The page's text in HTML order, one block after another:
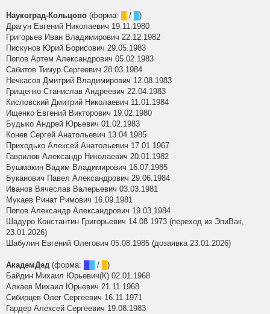
Наукоград-Кольцово (форма: /
)
Драгун Евгений Николаевич 19.11.1980
Григорьев Иван Владимирович 22.12.1982
Пискунов Юрий Борисович 29.05.1983
Попов Артем Александрович 05.02.1983
Сабитов Тимур Сергеевич 28.03.1984
Нечкасов Дмитрий Владимирович 12.08.1983
Грищенко Станислав Андреевич 22.04.1983
Кисловский Дмитрий Николаевич 11.01.1984
Ищенко Евгений Викторович 19.02.1980
Будыко Андрей Юрьевич 01.02.1983
Конев Сергей Анатольевич 13.04.1985
Приходько Алексей Анатольевич 17.01.1967
Гаврилов Александр Николаевич 20.01.1982
Бушмакин Вадим Владимирович 16.07.1985
Буканович Павел Александрович 29.06.1984
Иванов Вячеслав Валерьевич 03.03.1981
Мукаев Ринат Римович 16.09.1981
Попов Александр Александрович 19.03.1984
Шадуро Константин Григорьевич 14.08 1973 (переход из ЭпиВак,
23.01.2026)
Шабулин Евгений Олегович 05.08.1985 (дозаявка 23.01.2026)
АкадемДед (форма: /
)
Байдин Михаил Юрьевич(К) 02.01.1968
Алкаев Михаил Юрьевич 21.11.1968
Сибирцев Олег Сергеевич 16.11.1971
Гардер Алексей Сергеевич 19.08.1983